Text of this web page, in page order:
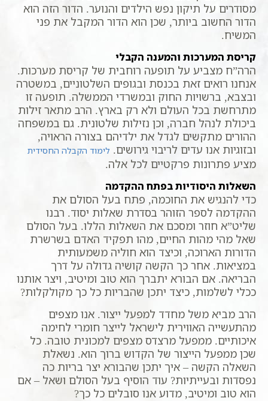
מסודרים על תיקון נפש הילדים והנוער. הדור הזה הוא
הדור החשוב ביותר, שכן הוא הדור המקבל את פני
המשיח.
קריסת המערכות והמענה הקבלי
הרה”ח מצביע על תופעה רוחבית של קריסת מערכות.
אנחנו רואים זאת בכנסת ובגופים השלטוניים, במשטרה
ובצבא, ברשויות החוק ובמשרדי הממשלה. תופעה זו
מתרחשת בכל העולם ולא רק בארץ. הרב מתאר זילות
ביכולת לנהל חברה, וכן נזילות שלטונית. גם במשפחה
ההורים מתקשים לגדל את ילדיהם בצורה הראויה,
ובזוגיות אנו עדים לריבוי גירושים. לימוד הקבלה החסידית
מציע פתרונות פרקטיים לכל אלה.
השאלות היסודיות בפתח ההקדמה
כדי להנגיש את החוכמה, פתח בעל הסולם את
ההקדמה לספר הזוהר בסדרת שאלות יסוד. רבנו
שליט”א חוזר ומסכם את השאלות הללו. בעל הסולם
שאל מהי מהות החיים, מהו תפקיד האדם בשרשרת
הדורות הארוכה, וכיצד הוא חוליה משמעותית
במציאות. אחר כך הקשה קושיה גדולה על דרך
הבריאה. אם הבורא יתברך הוא טוב ומיטיב, ויצר אותנו
ככלי לשלמות, כיצד יתכן שהבריות כל כך מקולקלות?
הרב מביא משל מחדד למפעל ייצור. אנו מצפים
מהתעשייה האווירית לישראל לייצר חומרי לחימה
איכותיים. ממפעל מרצדס מצפים למכונית טובה. כל
שכן ממפעל הייצור של הקדוש ברוך הוא. נשאלת
השאלה הקשה – איך יתכן שהבורא יצר בריות כה
נפסדות ובעייתיות? עוד הוסיף בעל הסולם ושאל – אם
הוא טוב ומיטיב, מדוע אנו סובלים כל כך?